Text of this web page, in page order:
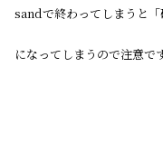
sandで終わってしまうと「
になってしまうので注意です